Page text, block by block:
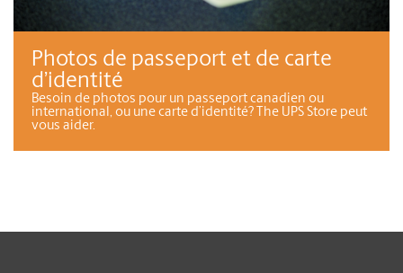
Photos de passeport et de carte
d’identité
Besoin de photos pour un passeport canadien ou
international, ou une carte d’identité? The UPS Store peut
vous aider.